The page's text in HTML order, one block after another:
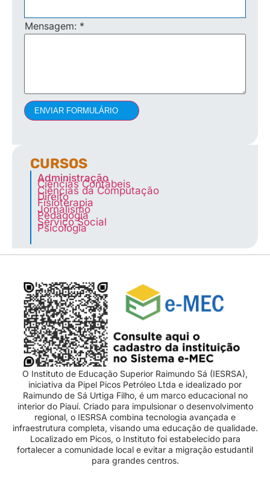
Mensagem: *
ENVIAR FORMULÁRIO
CURSOS
Administração
Ciências Contábeis
Ciências da Computação
Direito
Fisioterapia
Jornalismo
Pedagogia
Serviço Social
Psicologia
O Instituto de Educação Superior Raimundo Sá (IESRSA),
iniciativa da Pipel Picos Petróleo Ltda e idealizado por
Raimundo de Sá Urtiga Filho, é um marco educacional no
interior do Piauí. Criado para impulsionar o desenvolvimento
regional, o IESRSA combina tecnologia avançada e
infraestrutura completa, visando uma educação de qualidade.
Localizado em Picos, o Instituto foi estabelecido para
fortalecer a comunidade local e evitar a migração estudantil
para grandes centros.